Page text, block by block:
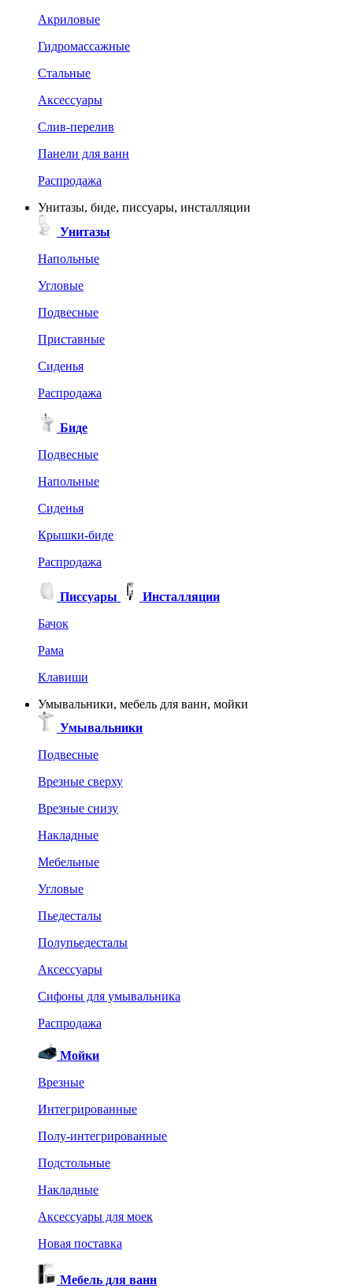
Акриловые
Гидромассажные
Стальные
Аксессуары
Слив-перелив
Панели для ванн
Распродажа
Унитазы, биде, писсуары, инсталляции
Унитазы
Напольные
Угловые
Подвесные
Приставные
Сиденья
Распродажа
Биде
Подвесные
Напольные
Сиденья
Крышки-биде
Распродажа
Писсуары
Инсталляции
Бачок
Рама
Клавиши
Умывальники, мебель для ванн, мойки
Умывальники
Подвесные
Врезные сверху
Врезные снизу
Накладные
Мебельные
Угловые
Пьедесталы
Полупьедесталы
Аксессуары
Сифоны для умывальника
Распродажа
Мойки
Врезные
Интегрированные
Полу-интегрированные
Подстольные
Накладные
Аксессуары для моек
Новая поставка
Мебель для ванн